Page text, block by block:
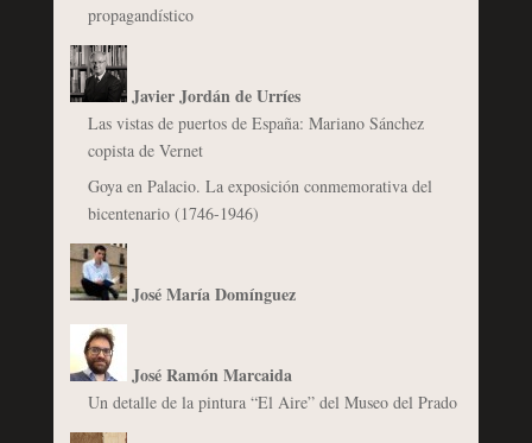
propagandístico
Javier Jordán de Urríes
Las vistas de puertos de España: Mariano Sánchez
copista de Vernet
Goya en Palacio. La exposición conmemorativa del
bicentenario (1746-1946)
José María Domínguez
José Ramón Marcaida
Un detalle de la pintura “El Aire” del Museo del Prado